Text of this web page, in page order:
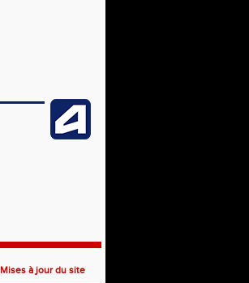
Mises à jour du site